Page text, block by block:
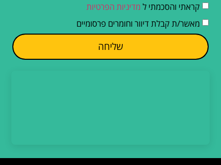
קראתי והסכמתי ל מדיניות הפרטיות
מאשר/ת קבלת דיוור וחומרים פרסומיים
שליחה